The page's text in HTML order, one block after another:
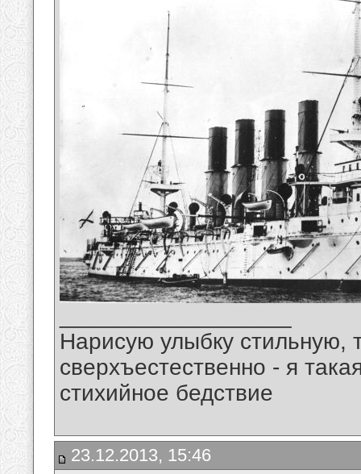
Нарисую улыбку стильную,
сверхъестественно - я
стихийное бедствие
23.12.2013, 15:46